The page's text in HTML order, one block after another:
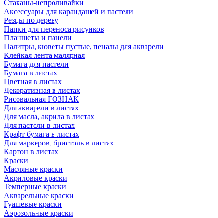
Стаканы-непроливайки
Аксессуары для карандашей и пастели
Резцы по дереву
Папки для переноса рисунков
Планшеты и панели
Палитры, кюветы пустые, пеналы для акварели
Клейкая лента малярная
Бумага для пастели
Бумага в листах
Цветная в листах
Декоративная в листах
Рисовальная ГОЗНАК
Для акварели в листах
Для масла, акрила в листах
Для пастели в листах
Крафт бумага в листах
Для маркеров, бристоль в листах
Картон в листах
Краски
Масляные краски
Акриловые краски
Темперные краски
Акварельные краски
Гуашевые краски
Аэрозольные краски